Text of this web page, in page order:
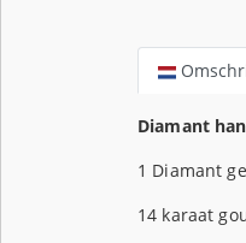
Diamant
1 Diamant
14 karaat